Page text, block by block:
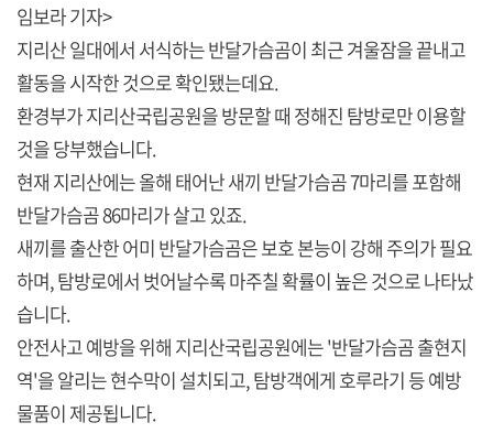
임보라 기자>
지리산 일대에서 서식하는 반달가슴곰이 최근 겨울잠을 끝내고
활동을 시작한 것으로 확인됐는데요.
환경부가 지리산국립공원을 방문할 때 정해진 탐방로만 이용할
것을 당부했습니다.
현재 지리산에는 올해 태어난 새끼 반달가슴곰 7마리를 포함해
반달가슴곰 86마리가 살고 있죠.
새끼를 출산한 어미 반달가슴곰은 보호 본능이 강해 주의가 필요
하며, 탐방로에서 벗어날수록 마주칠 확률이 높은 것으로 나타났
습니다.
안전사고 예방을 위해 지리산국립공원에는 '반달가슴곰 출현지
역'을 알리는 현수막이 설치되고, 탐방객에게 호루라기 등 예방
물품이 제공됩니다.